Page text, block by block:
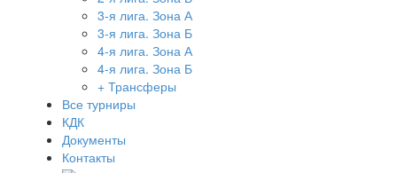
3-я лига. Зона А
3-я лига. Зона Б
4-я лига. Зона А
4-я лига. Зона Б
+ Трансферы
Все турниры
КДК
Документы
Контакты